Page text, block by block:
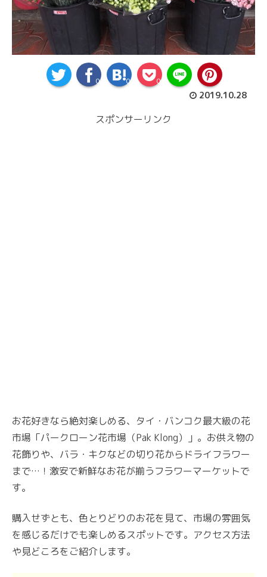
0 0 0
2019.10.28
スポンサーリンク
お花好きなら絶対楽しめる、タイ・バンコク最大級の花
市場「パークローン花市場（Pak Klong）」。お供え物の
花飾りや、バラ・キクなどの切り花からドライフラワー
まで…！激安で新鮮なお花が揃うフラワーマーケットで
す。
購入せずとも、色とりどりのお花を見て、市場の雰囲気
を感じるだけでも楽しめるスポットです。アクセス方法
や見どころをご紹介します。